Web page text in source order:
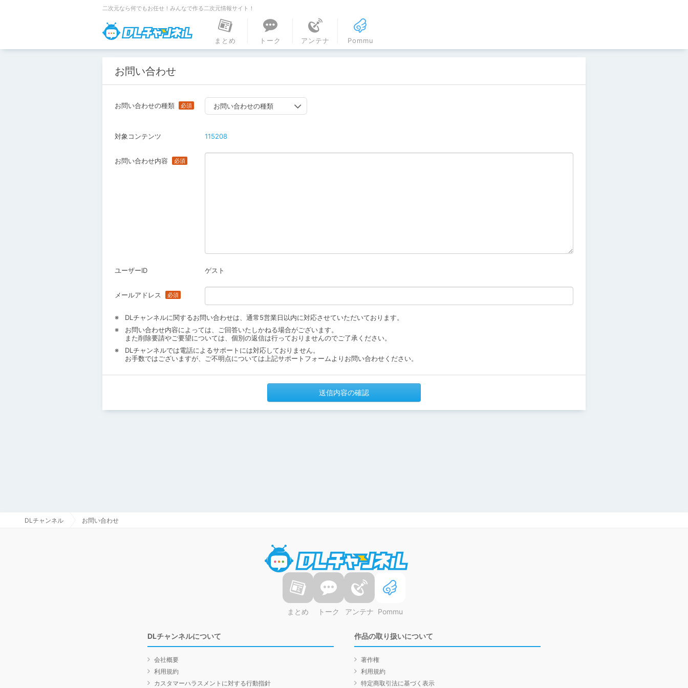
二次元なら何でもお任せ！みんなで作る二次元情報サイト！
DLチャンネル
まとめ
トーク アンテナ Pommu
お問い合わせ
お問い合わせの種類 お問い合わせの種類
対象コンテンツ 115208
お問い合わせ内容
ユーザーID ゲスト
メールアドレス
DLチャンネルに関するお問い合わせは、通常5営業日以内に対応させていただいております。
お問い合わせ内容によっては、ご回答いたしかねる場合がございます。
また削除要請やご要望については、個別の返信は行っておりませんのでご了承ください。
DLチャンネルでは電話によるサポートには対応しておりません。
お手数ではございますが、ご不明点については上記サポートフォームよりお問い合わせください。
送信内容の確認
DLチャンネル お問い合わせ
まとめ トーク アンテナ Pommu
DLチャンネルについて
会社概要
利用規約
カスタマーハラスメントに対する行動指針
作品の取り扱いについて
著作権
利用規約
特定商取引法に基づく表示